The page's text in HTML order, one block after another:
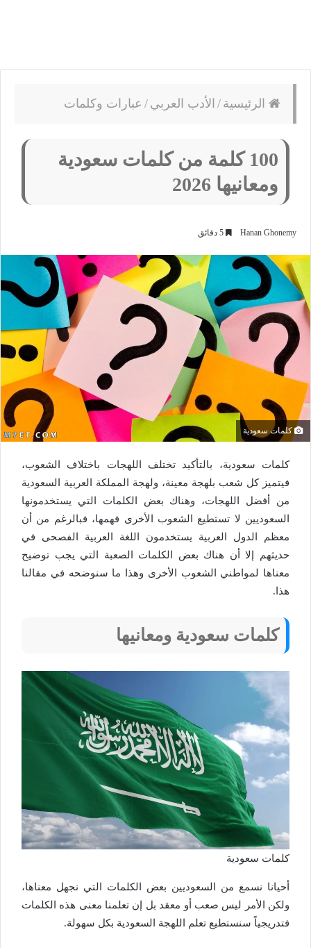
الرئيسية / الأدب العربي / عبارات وكلمات
100 كلمة من كلمات سعودية
ومعانيها 2026
Hanan Ghonemy
كلمات سعودية
كلمات سعودية، بالتأكيد تختلف اللهجات باختلاف الشعوب،
فيتميز كل شعب بلهجة معينة، ولهجة المملكة العربية السعودية
من أفضل اللهجات، وهناك بعض الكلمات التي يستخدمونها
السعوديين لا تستطيع الشعوب الأخرى فهمها، فبالرغم من أن
معظم الدول العربية يستخدمون اللغة العربية الفصحى في
حديثهم إلا أن هناك بعض الكلمات الصعبة التي يجب توضيح
معناها لمواطني الشعوب الأخرى وهذا ما سنوضحه في مقالنا
هذا.
كلمات سعودية ومعانيها
كلمات سعودية
أحيانا نسمع من السعوديين بعض الكلمات التي نجهل معناها،
ولكن الأمر ليس صعب أو معقد بل إن تعلمنا معنى هذه الكلمات
فتدريجياً سنستطيع تعلم اللهجة السعودية بكل سهولة.